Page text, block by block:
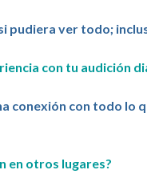
pudiera ver todo;
con tu audición
conexión con todo lo
en otros lugares?